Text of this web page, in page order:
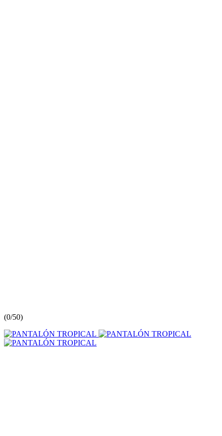
(0/50)